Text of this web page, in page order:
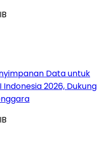
Data untuk
Indonesia 2026, Dukung